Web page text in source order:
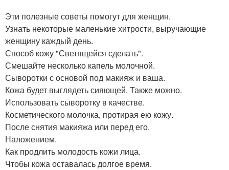
Эти полезные советы помогут для женщин.
Узнать некоторые маленькие хитрости, выручающие
женщину каждый день.
Способ кожу "Светящейся сделать".
Смешайте несколько капель молочной.
Сыворотки с основой под макияж и ваша.
Кожа будет выглядеть сияющей. Также можно.
Использовать сыворотку в качестве.
Косметического молочка, протирая ею кожу.
После снятия макияжа или перед его.
Наложением.
Как продлить молодость кожи лица.
Чтобы кожа оставалась долгое время.